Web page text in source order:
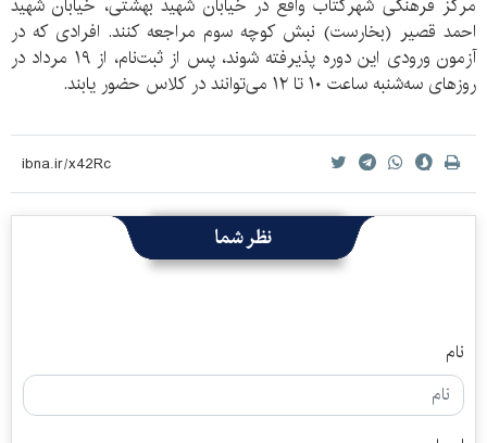
مرکز فرهنگی شهرکتاب واقع در خیابان شهید بهشتی، خیابان شهید
احمد قصیر (بخارست) نبش کوچه‌ سوم مراجعه کنند. افرادی که در
آزمون ورودی این دوره پذیرفته شوند، پس از ثبت‌نام، از ۱۹ مرداد در
روزهای سه‌شنبه ساعت ۱۰ تا ۱۲ می‌توانند در کلاس حضور یابند.
نظر شما
نام